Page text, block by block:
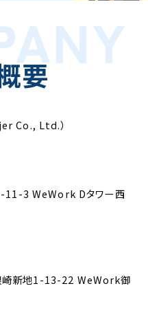
要
Co., Ltd.）
11-3 WeWork Dタワー西
崎新地1-13-22 WeWork御